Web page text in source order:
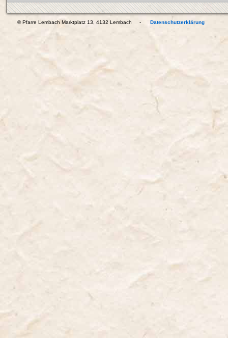
© Pfarre Lembach Marktplatz 13, 4132 Lembach - Datenschutzerklärung